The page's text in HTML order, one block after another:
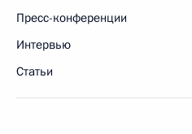
Пресс-конференции
Интервью
Статьи